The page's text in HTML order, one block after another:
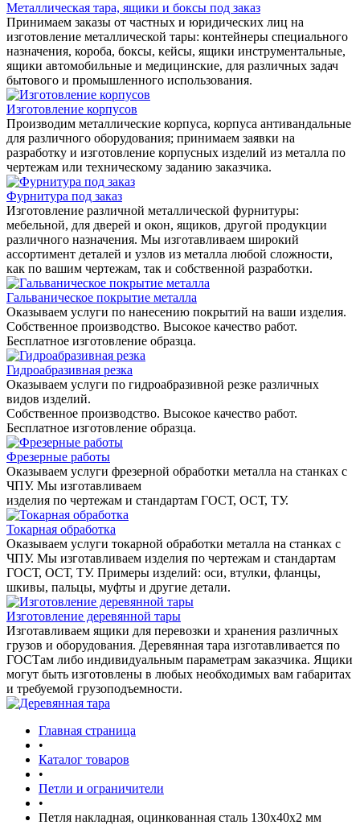
Металлическая тара, ящики и боксы под заказ
Принимаем заказы от частных и юридических лиц на
изготовление металлической тары: контейнеры специального
назначения, короба, боксы, кейсы, ящики инструментальные,
ящики автомобильные и медицинские, для различных задач
бытового и промышленного использования.
Изготовление корпусов
Производим металлические корпуса, корпуса антивандальные
для различного оборудования; принимаем заявки на
разработку и изготовление корпусных изделий из металла по
чертежам или техническому заданию заказчика.
Фурнитура под заказ
Изготовление различной металлической фурнитуры:
мебельной, для дверей и окон, ящиков, другой продукции
различного назначения. Мы изготавливаем широкий
ассортимент деталей и узлов из металла любой сложности,
как по вашим чертежам, так и собственной разработки.
Гальваническое покрытие металла
Оказываем услуги по нанесению покрытий на ваши изделия.
Собственное производство. Высокое качество работ.
Бесплатное изготовление образца.
Гидроабразивная резка
Оказываем услуги по гидроабразивной резке различных
видов изделий.
Собственное производство. Высокое качество работ.
Бесплатное изготовление образца.
Фрезерные работы
Оказываем услуги фрезерной обработки металла на станках с
ЧПУ. Мы изготавливаем
изделия по чертежам и стандартам ГОСТ, ОСТ, ТУ.
Токарная обработка
Оказываем услуги токарной обработки металла на станках с
ЧПУ. Мы изготавливаем изделия по чертежам и стандартам
ГОСТ, ОСТ, ТУ. Примеры изделий: оси, втулки, фланцы,
шкивы, пальцы, муфты и другие детали.
Изготовление деревянной тары
Изготавливаем ящики для перевозки и хранения различных
грузов и оборудования. Деревянная тара изготавливается по
ГОСТам либо индивидуальным параметрам заказчика. Ящики
могут быть изготовлены в любых необходимых вам габаритах
и требуемой грузоподъемности.
Главная страница
•
Каталог товаров
•
Петли и ограничители
•
Петля накладная, оцинкованная сталь 130х40х2 мм